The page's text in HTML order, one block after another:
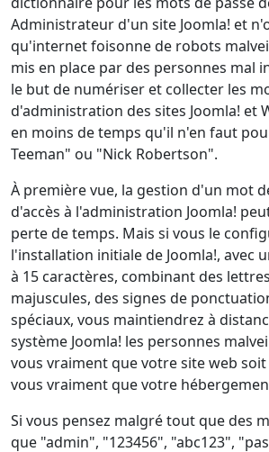
Administrateur d'un site Joomla! et
qu'internet foisonne de robots
mis en place par des personnes mal
le but de numériser et collecter les
d'administration des sites Joomla! et
en moins de temps qu'il n'en faut
Teeman" ou "Nick Robertson".
À première vue, la gestion d'un mot
d'accès à l'administration Joomla!
perte de temps. Mais si vous le
l'installation initiale de Joomla!, avec
à 15 caractères, combinant des
majuscules, des signes de
spéciaux, vous maintiendrez à
système Joomla! les personnes
vous vraiment que votre site web soit
vous vraiment que votre
Si vous pensez malgré tout que des
que "admin", "123456", "abc123",